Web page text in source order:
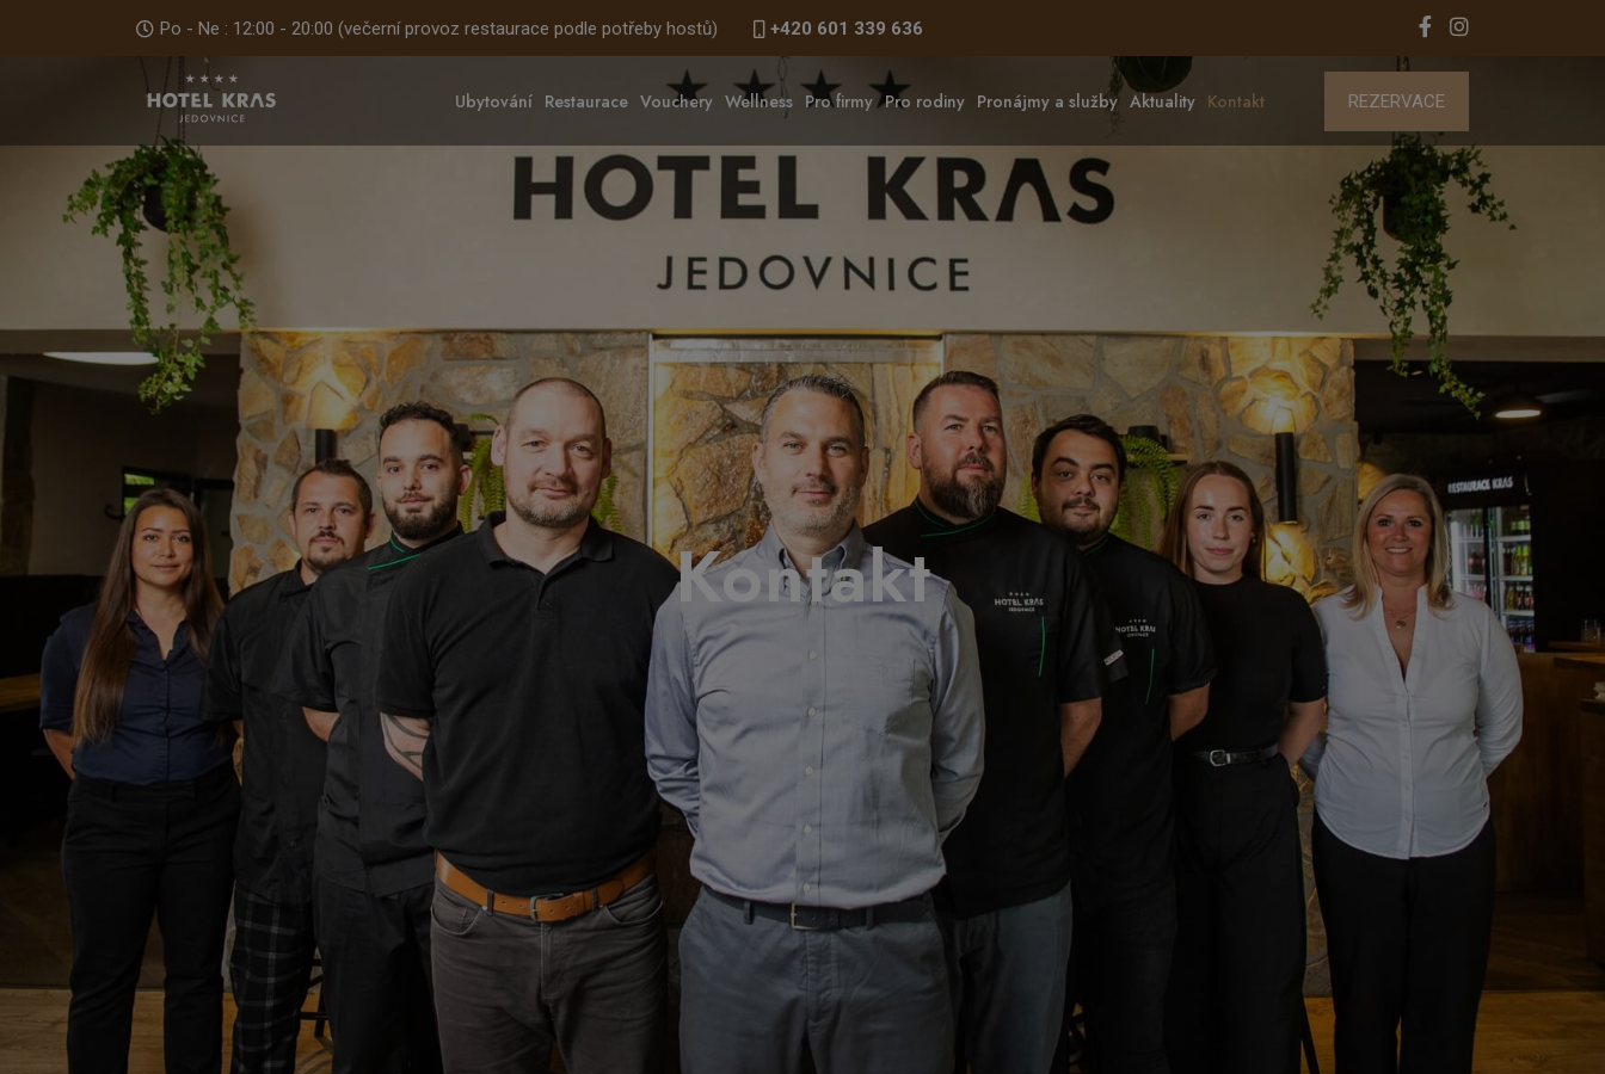
Po - Ne : 12:00 - 20:00 (večerní provoz restaurace podle potřeby hostů) +420 601 339 636
Ubytování Restaurace Vouchery Wellness Pro firmy Pro rodiny Pronájmy a služby Aktuality Kontakt REZERVACE
Kontakt